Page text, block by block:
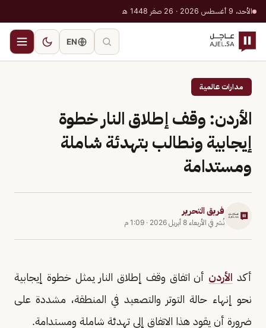
الأحد، 9 أغسطس 2026 · 26 صفر 1448 هـ
EN
مدارات عالمية
الأردن: وقف إطلاق النار خطوة
إيجابية ونطالب بتهدئة شاملة
ومستدامة
فريق التحرير
نُشر في الأربعاء 8 أبريل 2026 · 1:09 م
أكد الأردن أن اتفاق وقف إطلاق النار يمثل خطوة إيجابية
نحو إنهاء حالة التوتر والتصعيد في المنطقة، مشددة على
ضرورة أن يقود هذا الاتفاق إلى تهدئة شاملة ومستدامة.